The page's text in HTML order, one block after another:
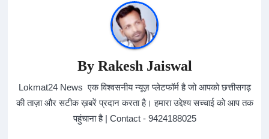
By Rakesh Jaiswal
Lokmat24 News एक विश्वसनीय न्यूज़ प्लेटफॉर्म है जो आपको छत्तीसगढ़
की ताज़ा और सटीक ख़बरें प्रदान करता है। हमारा उद्देश्य सच्चाई को आप तक
पहुंचाना है | Contact - 9424188025